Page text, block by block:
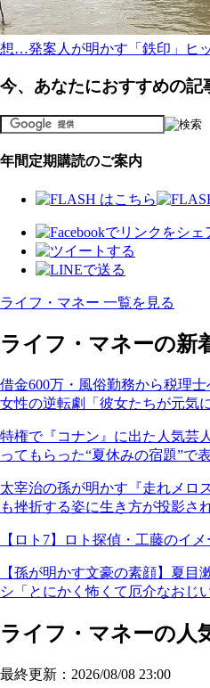
想…発案人が明かす「鉄印」ヒ
今、あなたにおすすめの記
年間定期購読のご案内
ライフ・マネー 一覧を見る
ライフ・マネーの新
借金600万・風俗勤務から税理
女性の逆転劇「彼女たちが元気
特権で『コナン』に出た人気芸
ってもらった“夏休みの宿題”で
太宰治の孫が明かす『走れメロ
も挫折する姿に生き方が投影さ
【ロト7】ロト探偵・工藤のイメ
【孫が明かす文豪の素顔】夏
シ「とにかく怖くて厄介なおじ
ライフ・マネーの人
最終更新：2026/08/08 23:00